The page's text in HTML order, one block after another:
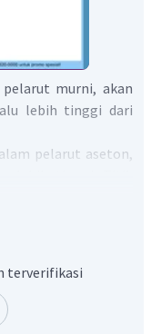
murni, akan
lebih tinggi dari
pelarut aseton,
terverifikasi